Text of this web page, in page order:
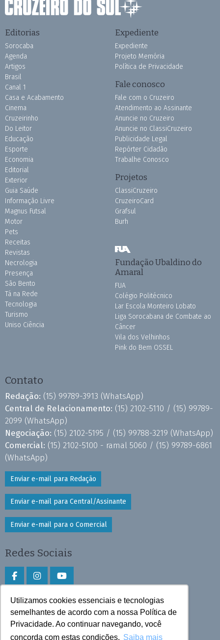
Utilizamos cookies essenciais e tecnologias
semelhantes de acordo com a nossa Política de
Privacidade. Ao continuar navegando, você
concorda com estas condições. Saiba mais
Editorias
Sorocaba
Agenda
Artigos
Brasil
Canal 1
Casa e Acabamento
Cinema
Cruzeirinho
Do Leitor
Educação
Esporte
Economia
Editorial
Exterior
Guia Saúde
Informação Livre
Magnus Futsal
Motor
Pets
Receitas
Revistas
Necrologia
Presença
São Bento
Tá na Rede
Tecnologia
Turismo
Uniso Ciência
Expediente
Expediente
Projeto Memória
Política de Privacidade
Fale conosco
Fale com o Cruzeiro
Atendimento ao Assinante
Anuncie no Cruzeiro
Anuncie no ClassiCruzeiro
Publicidade Legal
Repórter Cidadão
Trabalhe Conosco
Projetos
ClassiCruzeiro
CruzeiroCard
Grafsul
Burh
Fundação Ubaldino do
Amaral
FUA
Colégio Politécnico
Lar Escola Monteiro Lobato
Liga Sorocabana de Combate ao
Câncer
Vila dos Velhinhos
Pink do Bem OSSEL
Contato
Redação: (15) 99789-3913 (WhatsApp)
Central de Relacionamento: (15) 2102-5110 / (15) 99789-
2099 (WhatsApp)
Negociação: (15) 2102-5195 / (15) 99788-3219 (WhatsApp)
Comercial: (15) 2102-5100 - ramal 5060 / (15) 99789-6861
(WhatsApp)
Enviar e-mail para Redação
Enviar e-mail para Central/Assinante
Enviar e-mail para o Comercial
Redes Sociais
Faça download do aplicativo
Play Store e App Store